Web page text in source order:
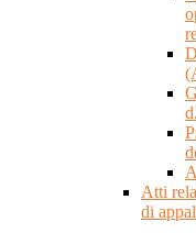
Atti
di